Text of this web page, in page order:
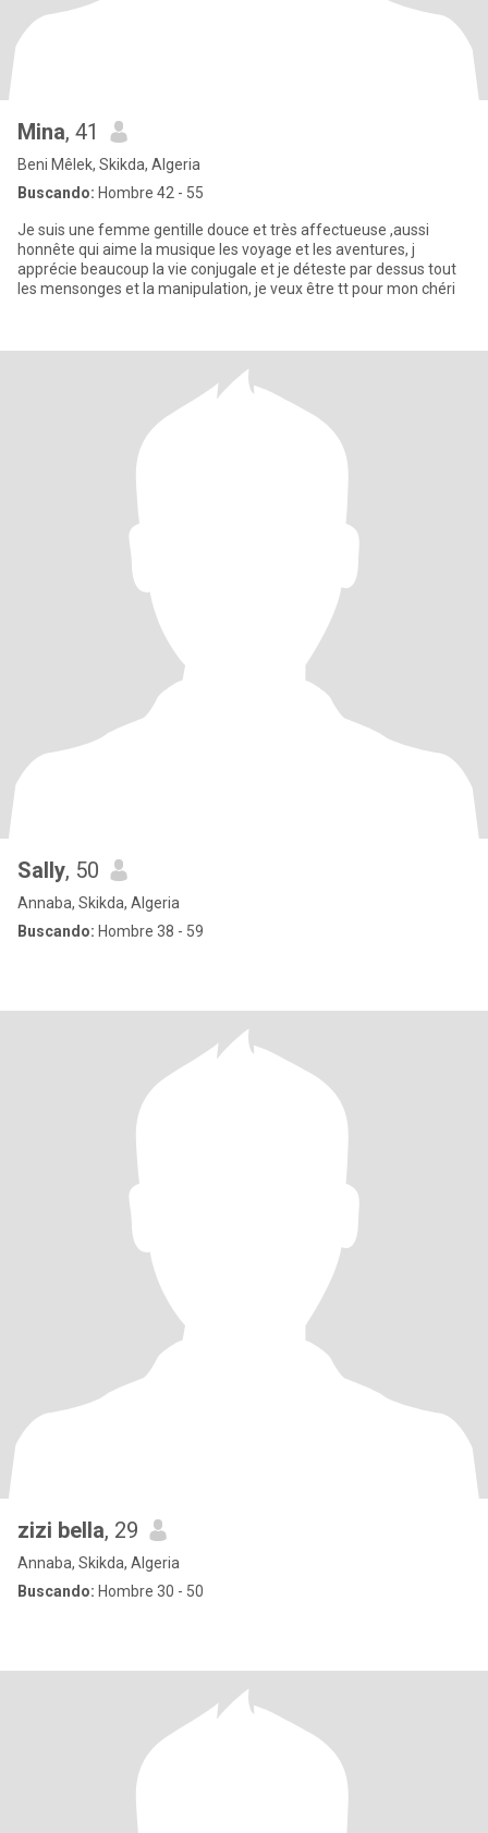
Mina, 41
Beni Mêlek, Skikda, Algeria
Buscando: Hombre 42 - 55
Je suis une femme gentille douce et très affectueuse ,aussi
honnête qui aime la musique les voyage et les aventures, j
apprécie beaucoup la vie conjugale et je déteste par dessus tout
les mensonges et la manipulation, je veux être tt pour mon chéri
Sally, 50
Annaba, Skikda, Algeria
Buscando: Hombre 38 - 59
zizi bella, 29
Annaba, Skikda, Algeria
Buscando: Hombre 30 - 50